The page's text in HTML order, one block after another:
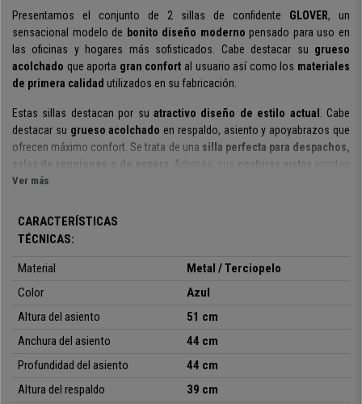
Presentamos el conjunto de 2 sillas de confidente GLOVER, un
sensacional modelo de bonito diseño modernopensado para uso en
las oficinas y hogares más sofisticados. Cabe destacar su grueso
acolchado que aporta gran confort al usuario así como los materiales
de primera calidad utilizados en su fabricación.
Estas sillas destacan por su atractivo diseño de estilo actual
. Cabe
destacar su grueso acolchado en respaldo, asiento y apoyabrazos que
ofrecen máximo confort. Se trata de una silla perfecta para despachos,
Además, sus costuras vistas
aportan
un toque refinado muy elegante
Mención especial para los
para su fabricación. Sus
robustas. La estabilidad queda garantizada pues son
resistentes hasta
tapizado en terciopelo de gran calidad
material de tacto suave y muy agradable.
sofisticado,confortables y fabricadas con materiales de calidad
clientes o visitas quedarán realmente impresionados. En Ofisillas te las
dudes, ¡aprovecha la ocasión!
Ver más
CARACTERÍSTICAS
TÉCNICAS:
Material
Metal /Terciopelo
Color
Azul
Altura del asiento
51 cm
Anchura del asiento
44 cm
Profundidad del asiento
44 cm
Altura del respaldo
39 cm